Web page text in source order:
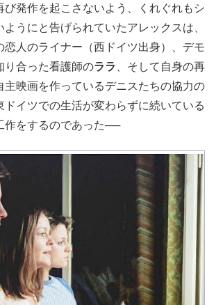
発作を起こさないよう、くれぐれもシ
ようにと告げられていたアレックスは、
恋人のライナー（西ドイツ出身）、デモ
り合った看護師のララ
、そして自身の再
主映画を作っているデニスたちの協力の
ドイツでの生活が変わらずに続いている
作をするのであった──